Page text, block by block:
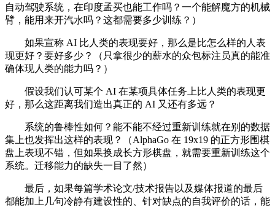
自动驾驶系统，在印度孟买也能工作吗？一个能解魔方的机械
臂，能用来开汽水吗？这都需要多少训练？）
如果宣称 AI 比人类的表现要好，那么是比怎么样的人表
现更好？要好多少？（只拿很少的薪水的众包标注员真的能准
确体现人类的能力吗？）
假设我们认可某个 AI 在某项具体任务上比人类的表现更
好，那么这距离我们造出真正的 AI 又还有多远？
系统的鲁棒性如何？能不能不经过重新训练就在别的数据
集上也发挥出这样的表现？（AlphaGo 在 19x19 的正方形围棋
盘上表现不错，但如果换成长方形棋盘，就需要重新训练这个
系统。迁移能力的缺失一目了然）
最后，如果每篇学术论文/技术报告以及媒体报道的最后
都能加上几句冷静有建设性的、针对缺点的自我评价的话，能